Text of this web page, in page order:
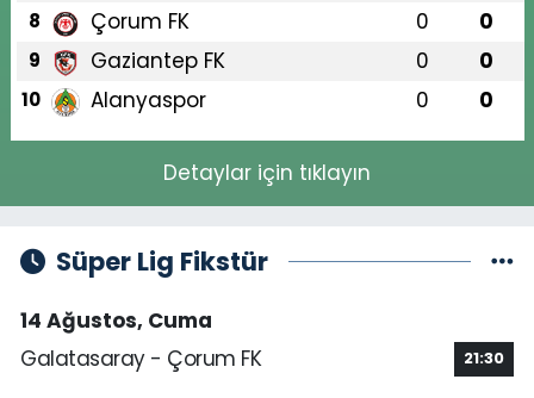
8 Çorum FK 0 0
9 Gaziantep FK 0 0
10 Alanyaspor 0 0
Detaylar için tıklayın
Süper Lig Fikstür
14 Ağustos, Cuma
Galatasaray - Çorum FK
21:30